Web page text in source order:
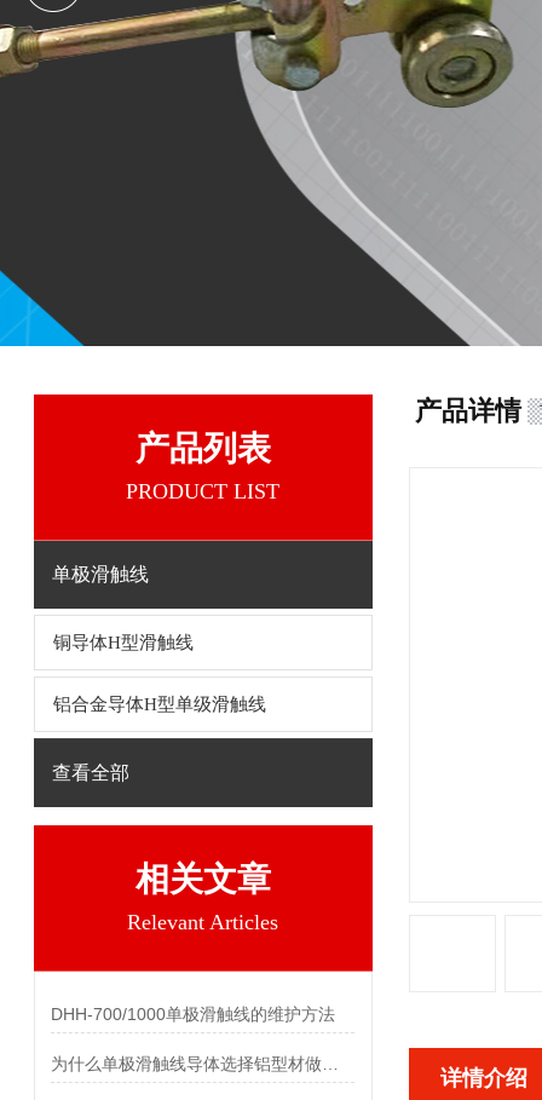
产品列表
PRODUCT LIST
单极滑触线
铜导体H型滑触线
铝合金导体H型单级滑触线
查看全部
相关文章
Relevant Articles
DHH-700/1000单极滑触线的维护方法
产品详情
详情介绍